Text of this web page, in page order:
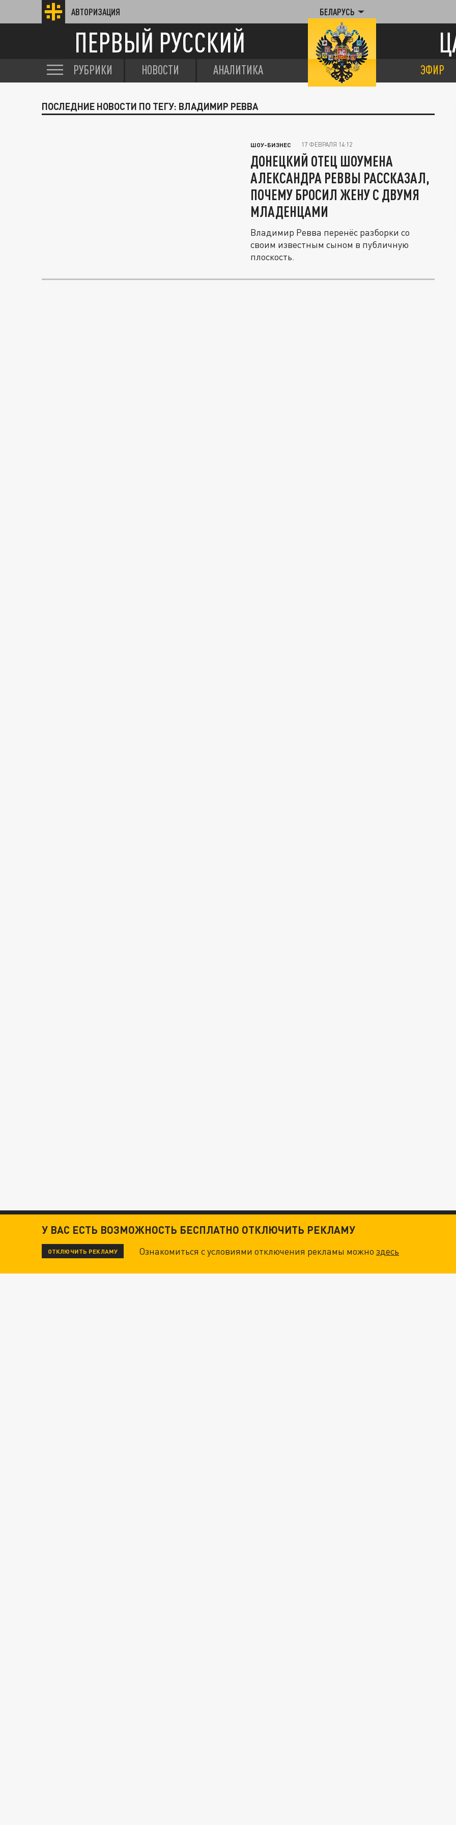
АВТОРИЗАЦИЯ БЕЛАРУСЬ
ПЕРВЫЙ РУССКИЙ
РУБРИКИ НОВОСТИ АНАЛИТИКА ЭФИР
ПОСЛЕДНИЕ НОВОСТИ ПО ТЕГУ: ВЛАДИМИР РЕВВА
ШОУ-БИЗНЕС 17 ФЕВРАЛЯ 14:12
ДОНЕЦКИЙ ОТЕЦ ШОУМЕНА
АЛЕКСАНДРА РЕВВЫ РАССКАЗАЛ,
ПОЧЕМУ БРОСИЛ ЖЕНУ С ДВУМЯ
МЛАДЕНЦАМИ
Владимир Ревва перенёс разборки со
своим известным сыном в публичную
плоскость.
У ВАС ЕСТЬ ВОЗМОЖНОСТЬ БЕСПЛАТНО ОТКЛЮЧИТЬ РЕКЛАМУ
ОТКЛЮЧИТЬ РЕКЛАМУ Ознакомиться с условиями отключения рекламы можноздесь